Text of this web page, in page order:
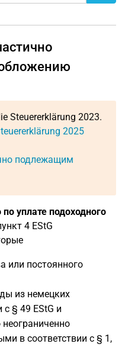
Steuererklärung 2023.
2025
подлежащим
уплате подоходного
4 EStG
или постоянного
из немецких
с § 49 EStG и
в соответствии с § 1,